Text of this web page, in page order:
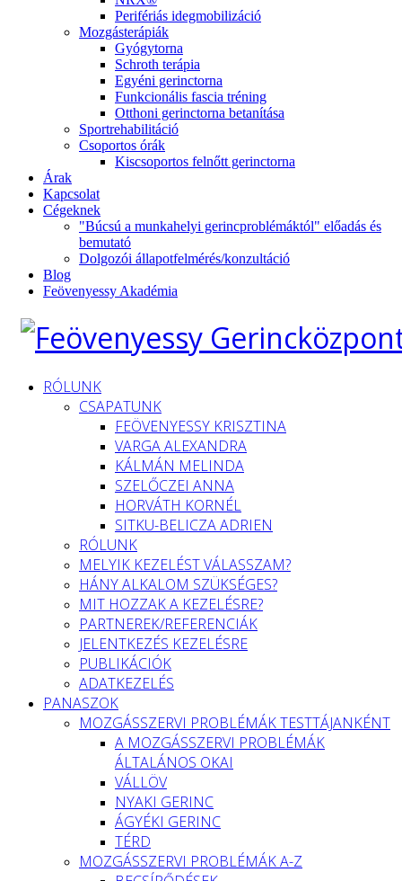
Perifériás idegmobilizáció
Mozgásterápiák
Gyógytorna
Schroth terápia
Egyéni gerinctorna
Funkcionális fascia tréning
Otthoni gerinctorna betanítása
Sportrehabilitáció
Csoportos órák
Kiscsoportos felnőtt gerinctorna
Árak
Kapcsolat
Cégeknek
"Búcsú a munkahelyi gerincproblémáktól" előadás és
bemutató
Dolgozói állapotfelmérés/konzultáció
Blog
Feövenyessy Akadémia
RÓLUNK
CSAPATUNK
FEÖVENYESSY KRISZTINA
VARGA ALEXANDRA
KÁLMÁN MELINDA
SZELŐCZEI ANNA
HORVÁTH KORNÉL
SITKU-BELICZA ADRIEN
RÓLUNK
MELYIK KEZELÉST VÁLASSZAM?
HÁNY ALKALOM SZÜKSÉGES?
MIT HOZZAK A KEZELÉSRE?
PARTNEREK/REFERENCIÁK
JELENTKEZÉS KEZELÉSRE
PUBLIKÁCIÓK
ADATKEZELÉS
PANASZOK
MOZGÁSSZERVI PROBLÉMÁK TESTTÁJANKÉNT
A MOZGÁSSZERVI PROBLÉMÁK
ÁLTALÁNOS OKAI
VÁLLÖV
NYAKI GERINC
ÁGYÉKI GERINC
TÉRD
MOZGÁSSZERVI PROBLÉMÁK A-Z